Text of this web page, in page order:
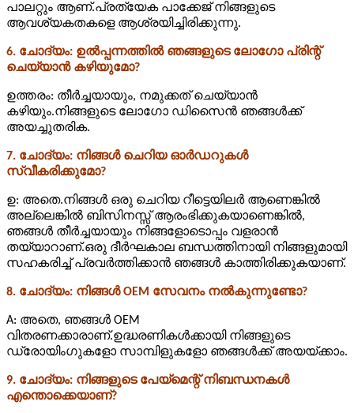
പാലറ്റും ആണ്.പ്രത്യേക പാക്കേജ് നിങ്ങളുടെ
ആവശ്യകതകളെ ആശ്രയിച്ചിരിക്കുന്നു.
6. ചോദ്യം: ഉൽപ്പന്നത്തിൽ ഞങ്ങളുടെ ലോഗോ പ്രിന്റ്
ചെയ്യാൻ കഴിയുമോ?
ഉത്തരം: തീർച്ചയായും, നമുക്കത് ചെയ്യാൻ
കഴിയും.നിങ്ങളുടെ ലോഗോ ഡിസൈൻ ഞങ്ങൾക്ക്
അയച്ചുതരിക.
7. ചോദ്യം: നിങ്ങൾ ചെറിയ ഓർഡറുകൾ
സ്വീകരിക്കുമോ?
ഉ: അതെ.നിങ്ങൾ ഒരു ചെറിയ റീട്ടെയിലർ ആണെങ്കിൽ
അല്ലെങ്കിൽ ബിസിനസ്സ് ആരംഭിക്കുകയാണെങ്കിൽ,
ഞങ്ങൾ തീർച്ചയായും നിങ്ങളോടൊപ്പം വളരാൻ
തയ്യാറാണ്.ഒരു ദീർഘകാല ബന്ധത്തിനായി നിങ്ങളുമായി
സഹകരിച്ച് പ്രവർത്തിക്കാൻ ഞങ്ങൾ കാത്തിരിക്കുകയാണ്.
8. ചോദ്യം: നിങ്ങൾ OEM സേവനം നൽകുന്നുണ്ടോ?
A: അതെ, ഞങ്ങൾ OEM
വിതരണക്കാരാണ്.ഉദ്ധരണികൾക്കായി നിങ്ങളുടെ
ഡ്രോയിംഗുകളോ സാമ്പിളുകളോ ഞങ്ങൾക്ക് അയയ്ക്കാം.
9. ചോദ്യം: നിങ്ങളുടെ പേയ്‌മെന്റ് നിബന്ധനകൾ
എന്തൊക്കെയാണ്?